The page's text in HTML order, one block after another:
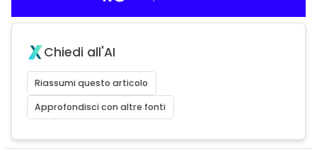
Chiedi all'AI
Riassumi questo articolo
Approfondisci con altre fonti